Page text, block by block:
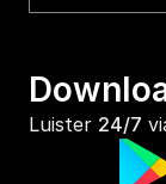
Luister 24/7